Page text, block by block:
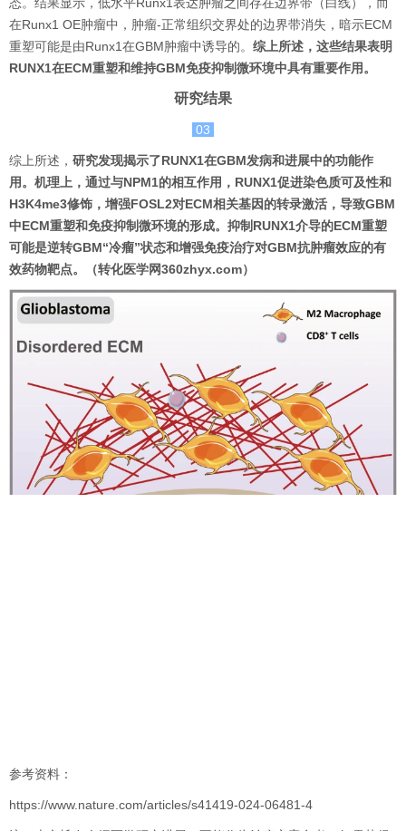
态。结果显示，低水平Runx1表达肿瘤之间存在边界带（白线），而
在Runx1 OE肿瘤中，肿瘤-正常组织交界处的边界带消失，暗示ECM
重塑可能是由Runx1在GBM肿瘤中诱导的。 综上所述，这些结果表明
RUNX1在ECM重塑和维持GBM免疫抑制微环境中具有重要作用。
研究结果
03
综上所述， 研究发现揭示了RUNX1在GBM发病和进展中的功能作
用。机理上，通过与NPM1的相互作用，RUNX1促进染色质可及性和
H3K4me3修饰，增强FOSL2对ECM相关基因的转录激活，导致GBM
中ECM重塑和免疫抑制微环境的形成。抑制RUNX1介导的ECM重塑
可能是逆转GBM“冷瘤”状态和增强免疫治疗对GBM抗肿瘤效应的有
效药物靶点。（转化医学网360zhyx.com）
参考资料：
https://www.nature.com/articles/s41419-024-06481-4